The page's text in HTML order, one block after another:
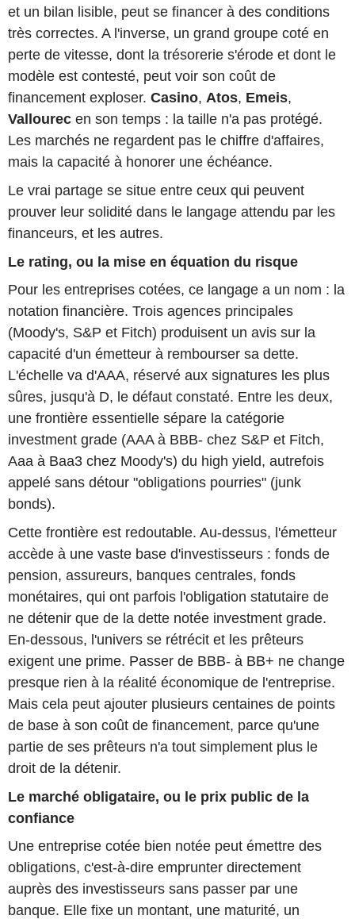
et un bilan lisible, peut se financer à des conditions
très correctes. A l'inverse, un grand groupe coté en
perte de vitesse, dont la trésorerie s'érode et dont le
modèle est contesté, peut voir son coût de
financement exploser. Casino, Atos, Emeis,
Vallourec en son temps : la taille n'a pas protégé.
Les marchés ne regardent pas le chiffre d'affaires,
mais la capacité à honorer une échéance.
Le vrai partage se situe entre ceux qui peuvent
prouver leur solidité dans le langage attendu par les
financeurs, et les autres.
Le rating, ou la mise en équation du risque
Pour les entreprises cotées, ce langage a un nom : la
notation financière. Trois agences principales
(Moody's, S&P et Fitch) produisent un avis sur la
capacité d'un émetteur à rembourser sa dette.
L'échelle va d'AAA, réservé aux signatures les plus
sûres, jusqu'à D, le défaut constaté. Entre les deux,
une frontière essentielle sépare la catégorie
investment grade (AAA à BBB- chez S&P et Fitch,
Aaa à Baa3 chez Moody's) du high yield, autrefois
appelé sans détour "obligations pourries" (junk
bonds).
Cette frontière est redoutable. Au-dessus, l'émetteur
accède à une vaste base d'investisseurs : fonds de
pension, assureurs, banques centrales, fonds
monétaires, qui ont parfois l'obligation statutaire de
ne détenir que de la dette notée investment grade.
En-dessous, l'univers se rétrécit et les prêteurs
exigent une prime. Passer de BBB- à BB+ ne change
presque rien à la réalité économique de l'entreprise.
Mais cela peut ajouter plusieurs centaines de points
de base à son coût de financement, parce qu'une
partie de ses prêteurs n'a tout simplement plus le
droit de la détenir.
Le marché obligataire, ou le prix public de la
confiance
Une entreprise cotée bien notée peut émettre des
obligations, c'est-à-dire emprunter directement
auprès des investisseurs sans passer par une
banque. Elle fixe un montant, une maturité, un